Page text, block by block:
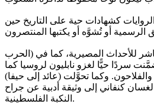
الروايات كشهادات حية على التاريخ حين
للأحداث المصيرية، كما في (الحرب
سردًا حيًّا لغزو نابليون لروسيا كما
والفلاحون. وكما تحوَّلت (عائد إلى حيفا)
كنفاني إلى وثيقة أدبية عن جراح
النكبة الفلسطينية.